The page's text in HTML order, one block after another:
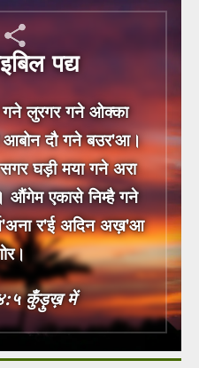
पद्य
लुरगर गने ओक्‍का
आबोन दौ गने बउर'आ।
घड़ी मया गने अरा
एकासे निम्है गने
र'ई अदिन अख़'आ
कुँड़ुख़ में